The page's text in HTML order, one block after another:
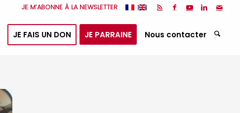
JE M’ABONNE À LA NEWSLETTER
JE FAIS UN DON JE PARRAINE Nous contacter